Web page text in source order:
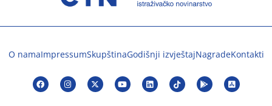
O namaImpressumSkupštinaGodišnji izvještajNagradeKontakti